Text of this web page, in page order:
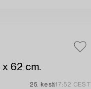
62 cm.
25. kesä17:52 CEST